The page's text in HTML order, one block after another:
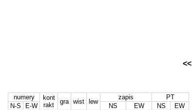
<<
numery
kont
rakt
gra wist lew
zapis
PT
N-S
E-W NS EW NS
EW